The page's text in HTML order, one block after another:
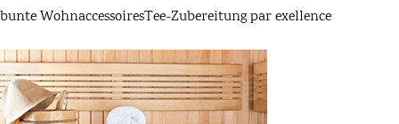
bunte WohnaccessoiresTee-Zubereitung par exellence